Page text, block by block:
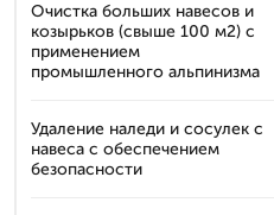
Очистка больших навесов и
козырьков (свыше 100 м2) с
применением
промышленного альпинизма
Удаление наледи и сосулек с
навеса с обеспечением
безопасности